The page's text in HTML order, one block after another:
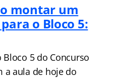
montar um
o Bloco 5:
Bloco 5 do Concurso
a aula de hoje do